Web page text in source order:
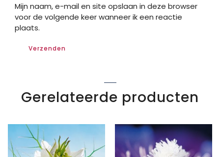
Mijn naam, e-mail en site opslaan in deze browser
voor de volgende keer wanneer ik een reactie
plaats.
Gerelateerde producten